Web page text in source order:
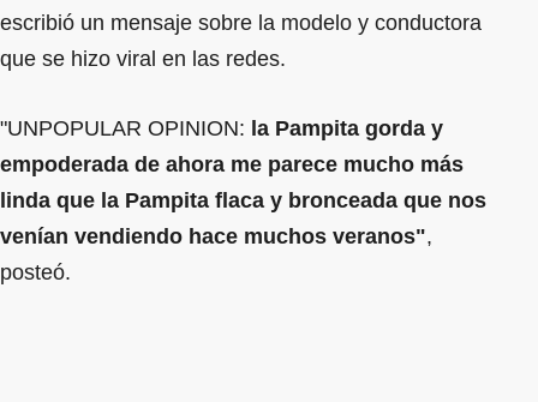
escribió un mensaje sobre la modelo y conductora
que se hizo viral en las redes.
"UNPOPULAR OPINION: la Pampita gorda y
empoderada de ahora me parece mucho más
linda que la Pampita flaca y bronceada que nos
venían vendiendo hace muchos veranos",
posteó.